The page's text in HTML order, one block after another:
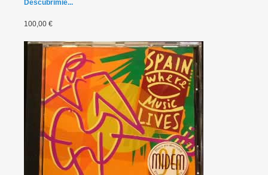
Descubrimie...
100,00 €